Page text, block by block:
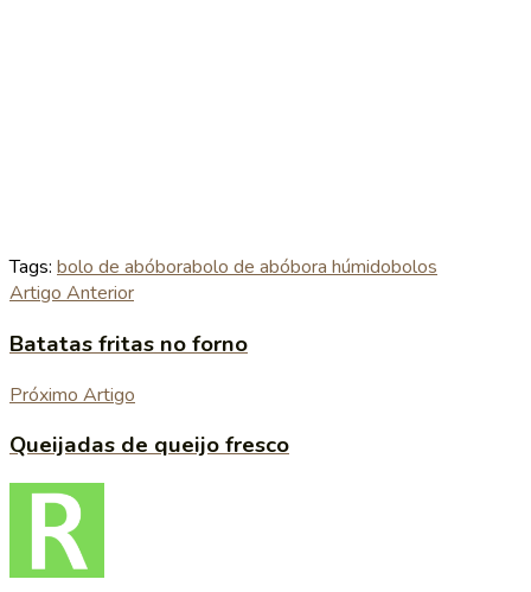
Tags: bolo de abóborabolo de abóbora húmidobolos
Artigo Anterior
Batatas fritas no forno
Próximo Artigo
Queijadas de queijo fresco